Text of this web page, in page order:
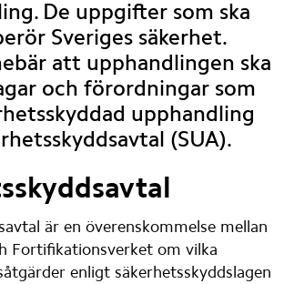
De uppgifter som ska
Sveriges säkerhet.
att upphandlingen ska
och förordningar som
upphandling
(SUA).
är en överenskommelse mellan
Fortifikationsverket om vilka
enligt säkerhetsskyddslagen